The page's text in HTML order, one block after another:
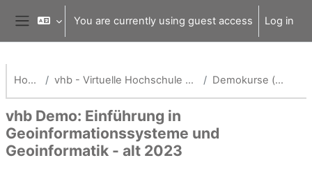
Skip to main content
Side panel
You are currently using guest access Log in
Home vhb - Virtuelle Hochschule Bayern Demokurse (vhb)
vhb Demo: Einführung in
Geoinformationssysteme und
Geoinformatik - alt 2023